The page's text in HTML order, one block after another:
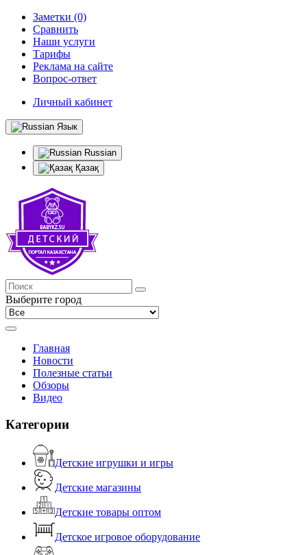
Заметки (0)
Сравнить
Наши услуги
Тарифы
Реклама на сайте
Вопрос-ответ
Личный кабинет
Язык
Russian
Қазақ
Выберите город
Главная
Новости
Полезные статьи
Обзоры
Видео
Категории
Детские игрушки и игры
Детские магазины
Детские товары оптом
Детское игровое оборудование